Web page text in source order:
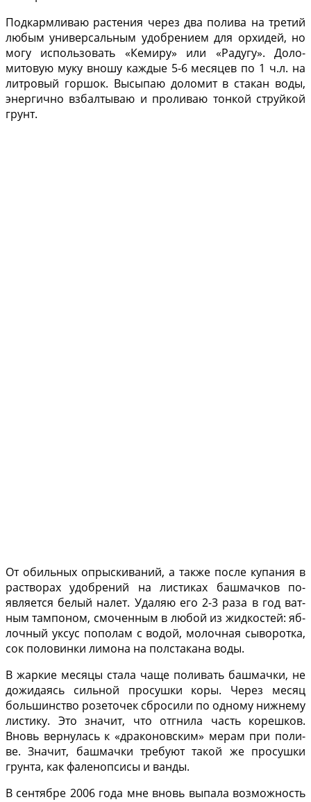
Подкармливаю растения через два полива на тре­тий
любым универсальным удобрением для орхидей, но
могу использовать «Кемиру» или «Радугу». Доло­
митовую муку вношу каждые 5-6 месяцев по 1 ч.л. на
лит­ровый горшок. Высыпаю до­ломит в стакан воды,
энер­гично взбалтываю и проли­ваю тонкой струйкой
грунт.
От обильных опрыски­ваний, а также после купа­ния в
растворах удобрений на листиках башмачков по­
является белый налет. Уда­ляю его 2-3 раза в год ват­
ным тампоном, смоченным в любой из жидкостей: яб­
лочный уксус пополам с во­дой, молочная сыворотка,
сок половинки лимона на полстакана воды.
В жаркие месяцы ста­ла чаще поливать башмач­ки, не
дожидаясь сильной просушки коры. Через ме­сяц
большинство розеточек сбросили по одному нижне­му
листику. Это значит, что отгнила часть корешков.
Вновь вернулась к «драконовским» мерам при поли­
ве. Значит, башмачки тре­буют такой же просушки
грунта, как фаленопсисы и ванды.
В сентябре 2006 года мне вновь выпала возмож­ность